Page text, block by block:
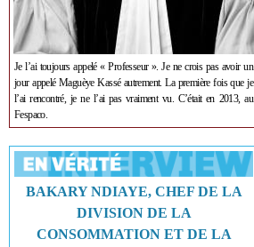
Je l’ai toujours appelé « Professeur ». Je ne crois pas avoir un
jour appelé Maguèye Kassé autrement. La première fois que je
l’ai rencontré, je ne l’ai pas vraiment vu. C’était en 2013, au
Fespaco.
BAKARY NDIAYE, CHEF DE LA
DIVISION DE LA
CONSOMMATION ET DE LA